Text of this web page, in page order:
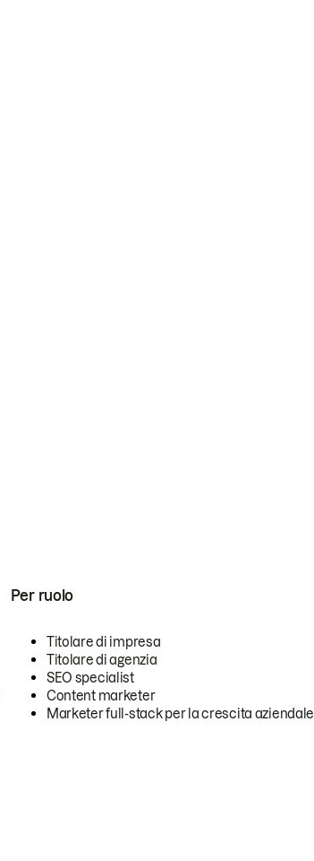
Per ruolo
Titolare di impresa
Titolare di agenzia
SEO specialist
Content marketer
Marketer full-stack per la crescita aziendale